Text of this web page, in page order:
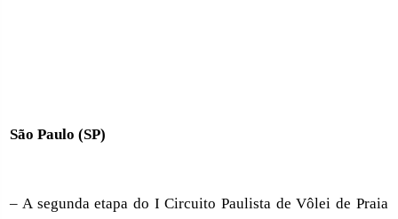
São Paulo (SP)
– A segunda etapa do I Circuito Paulista de Vôlei de Praia